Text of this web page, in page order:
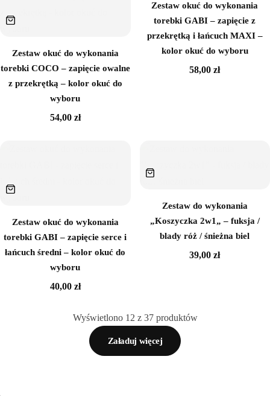
Zestaw okuć do wykonania
torebki COCO – zapięcie owalne
z przekrętką – kolor okuć do
wyboru
54,00 zł
Zestaw okuć do wykonania
torebki GABI – zapięcie z
przekrętką i łańcuch MAXI –
kolor okuć do wyboru
58,00zł
Zestaw okuć do wykonania
torebki GABI – zapięcie serce i
łańcuch średni – kolor okuć do
wyboru
40,00 zł
Zestaw do wykonania
„Koszyczka 2w1„ – fuksja /
blady róż / śnieżna biel
39,00zł
Wyświetlono 12 z 37 produktów
Załaduj więcej
Galanteria skórzana